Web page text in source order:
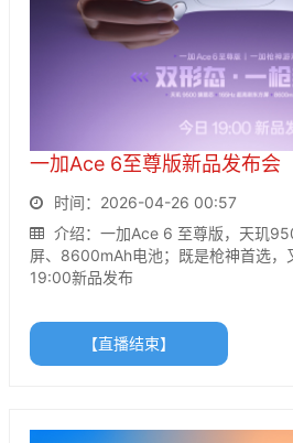
一加Ace 6至尊版新品发布会
时间：2026-04-26 00:57
介绍：一加Ace 6 至尊版，天玑
屏、8600mAh电池；既是枪神首选，
19:00新品发布
【直播结束】